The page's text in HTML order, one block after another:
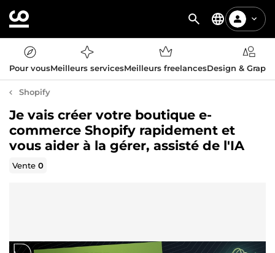
Pour vousMeilleurs servicesMeilleurs freelancesDesign &
Shopify
Je vais créer votre boutique e-
commerce Shopify rapidement et
vous aider à la gérer, assisté de l'IA
Vente0